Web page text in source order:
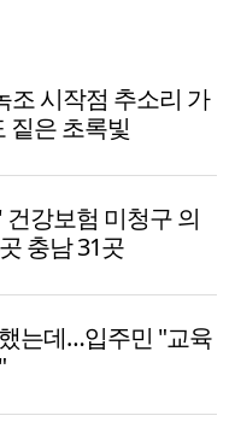
조 시작점 추소리 가
은 초록빛
강보험 미청구 의
충남 31곳
는데…입주민 "교육